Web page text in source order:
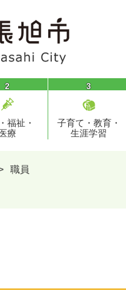
2
福祉・
療
3
子育て・教育・
生涯学習
職員